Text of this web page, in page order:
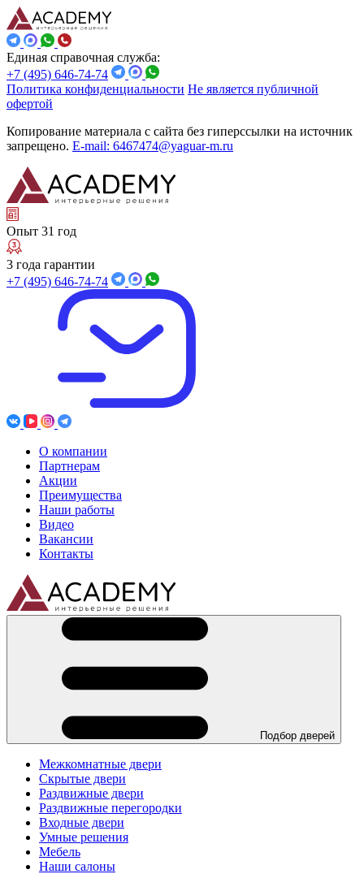
Единая справочная служба:
+7 (495) 646-74-74
Политика конфиденциальности Не является публичной
офертой
Копирование материала с сайта без гиперссылки на источник
запрещено. E-mail: 6467474@yaguar-m.ru
Опыт 31 год
3 года гарантии
+7 (495) 646-74-74
О компании
Партнерам
Акции
Преимущества
Наши работы
Видео
Вакансии
Контакты
Подбор дверей
Межкомнатные двери
Скрытые двери
Раздвижные двери
Раздвижные перегородки
Входные двери
Умные решения
Мебель
Наши салоны